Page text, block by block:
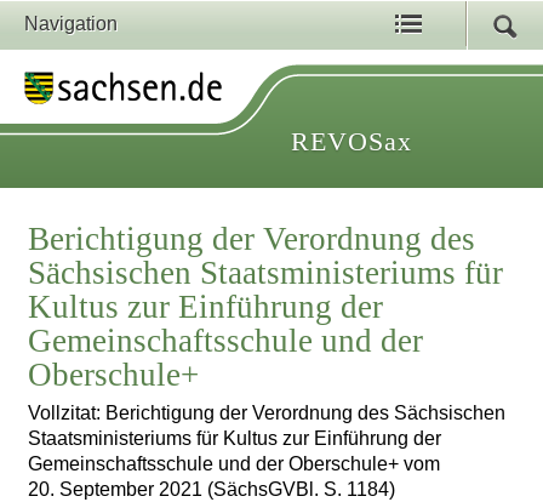
Navigation
REVOSax
Berichtigung der Verordnung des
Sächsischen Staatsministeriums für
Kultus zur Einführung der
Gemeinschaftsschule und der
Oberschule+
Vollzitat: Berichtigung der Verordnung des Sächsischen
Staatsministeriums für Kultus zur Einführung der
Gemeinschaftsschule und der Oberschule+ vom
20. September 2021 (SächsGVBl. S. 1184)